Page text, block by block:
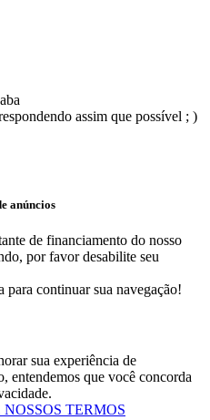
assim que possível ; )
anúncios
de financiamento do nosso
por favor desabilite seu
para continuar sua navegação!
sua experiência de
entendemos que você concorda
NOSSOS TERMOS